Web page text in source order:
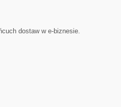
dostaw w e-biznesie.